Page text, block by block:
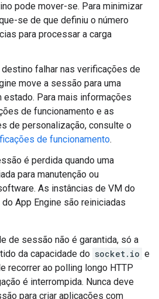
pode mover-se. Para minimizar
se de que definiu o número
para processar a carga
falhar nas verificações de
move a sessão para uma
estado. Para mais informações
de funcionamento e as
de personalização, consulte o
de funcionamento.
é perdida quando uma
para manutenção ou
As instâncias de VM do
App Engine são reiniciadas
de sessão não é garantida, só a
da capacidade do socket.io e
recorrer ao polling longo HTTP
é interrompida. Nunca deve
para criar aplicações com